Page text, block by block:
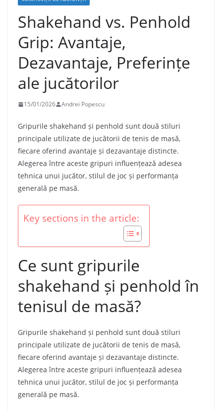
Shakehand vs. Penhold
Grip: Avantaje,
Dezavantaje, Preferințe
ale jucătorilor
15/01/2026 Andrei Popescu
Gripurile shakehand și penhold sunt două stiluri
principale utilizate de jucătorii de tenis de masă,
fiecare oferind avantaje și dezavantaje distincte.
Alegerea între aceste gripuri influențează adesea
tehnica unui jucător, stilul de joc și performanța
generală pe masă.
Key sections in the article:
Ce sunt gripurile
shakehand și penhold în
tenisul de masă?
Gripurile shakehand și penhold sunt două stiluri
principale utilizate de jucătorii de tenis de masă,
fiecare oferind avantaje și dezavantaje distincte.
Alegerea între aceste gripuri influențează adesea
tehnica unui jucător, stilul de joc și performanța
generală pe masă.